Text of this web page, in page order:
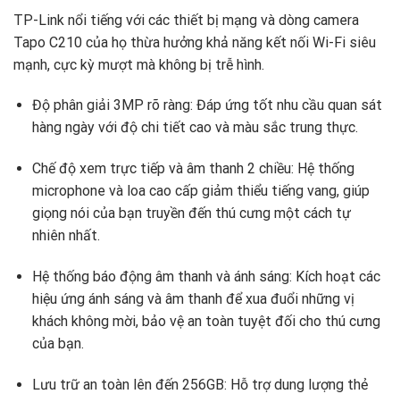
TP-Link nổi tiếng với các thiết bị mạng và dòng camera
Tapo C210 của họ thừa hưởng khả năng kết nối Wi-Fi siêu
mạnh, cực kỳ mượt mà không bị trễ hình.
Độ phân giải 3MP rõ ràng: Đáp ứng tốt nhu cầu quan sát
hàng ngày với độ chi tiết cao và màu sắc trung thực.
Chế độ xem trực tiếp và âm thanh 2 chiều: Hệ thống
microphone và loa cao cấp giảm thiểu tiếng vang, giúp
giọng nói của bạn truyền đến thú cưng một cách tự
nhiên nhất.
Hệ thống báo động âm thanh và ánh sáng: Kích hoạt các
hiệu ứng ánh sáng và âm thanh để xua đuổi những vị
khách không mời, bảo vệ an toàn tuyệt đối cho thú cưng
của bạn.
Lưu trữ an toàn lên đến 256GB: Hỗ trợ dung lượng thẻ